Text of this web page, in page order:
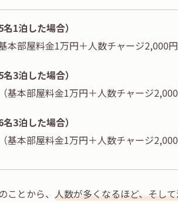
5名1泊した場合）
本部屋料金1万円＋人数チャージ2,000
5名3泊した場合）
基本部屋料金1万円＋人数チャージ
6名3泊した場合）
基本部屋料金1万円＋人数チャージ
ことから、 人数が多くなるほど、そし